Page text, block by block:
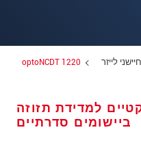
חיישני לייזר optoNCDT 1220
למדידת תזוזה
ביישומים סדרתיים